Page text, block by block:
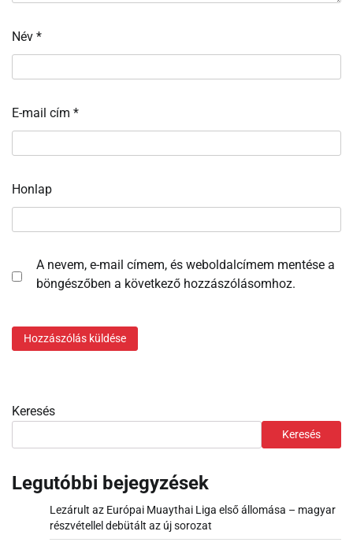
Név *
E-mail cím *
Honlap
A nevem, e-mail címem, és weboldalcímem mentése a
böngészőben a következő hozzászólásomhoz.
Keresés
Keresés
Legutóbbi bejegyzések
Lezárult az Európai Muaythai Liga első állomása – magyar
részvétellel debütált az új sorozat